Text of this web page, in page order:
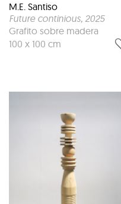
M.E. Santiso
Future continious, 2025
Grafito sobre madera
100 x 100 cm